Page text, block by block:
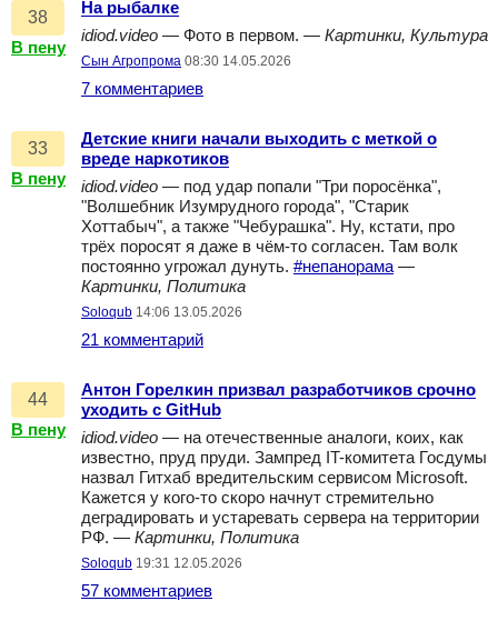
38
В пену
На рыбалке
idiod.video — Фото в первом. — Картинки, Культура
Сын Агропрома 08:30 14.05.2026
7 комментариев
33
В пену
Детские книги начали выходить с меткой о
вреде наркотиков
idiod.video — под удар попали "Три поросёнка",
"Волшебник Изумрудного города", "Старик
Хоттабыч", а также "Чебурашка". Ну, кстати, про
трёх поросят я даже в чём-то согласен. Там волк
постоянно угрожал дунуть. #непанорама —
Картинки, Политика
Soloqub 14:06 13.05.2026
21 комментарий
44
В пену
Антон Горелкин призвал разработчиков срочно
уходить с GitHub
idiod.video — на отечественные аналоги, коих, как
известно, пруд пруди. Зампред IT-комитета Госдумы
назвал Гитхаб вредительским сервисом Microsoft.
Кажется у кого-то скоро начнут стремительно
деградировать и устаревать сервера на территории
РФ. — Картинки, Политика
Soloqub 19:31 12.05.2026
57 комментариев